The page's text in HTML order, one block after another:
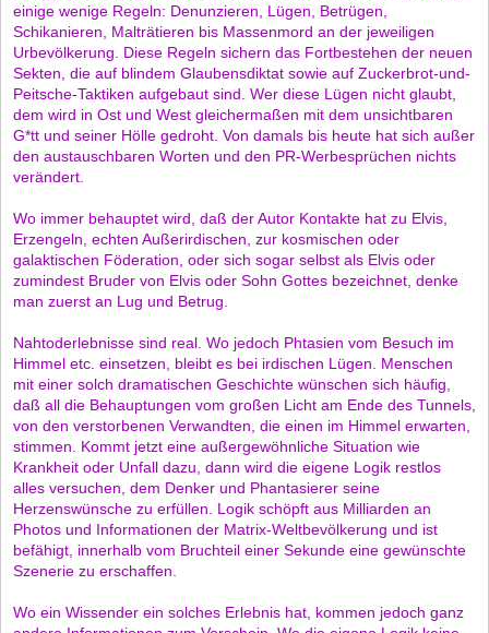
einige wenige Regeln: Denunzieren, Lügen, Betrügen,
Schikanieren, Malträtieren bis Massenmord an der jeweiligen
Urbevölkerung. Diese Regeln sichern das Fortbestehen der neuen
Sekten, die auf blindem Glaubensdiktat sowie auf Zuckerbrot-und-
Peitsche-Taktiken aufgebaut sind. Wer diese Lügen nicht glaubt,
dem wird in Ost und West gleichermaßen mit dem unsichtbaren
G*tt und seiner Hölle gedroht. Von damals bis heute hat sich außer
den austauschbaren Worten und den PR-Werbesprüchen nichts
verändert.
Wo immer behauptet wird, daß der Autor Kontakte hat zu Elvis,
Erzengeln, echten Außerirdischen, zur kosmischen oder
galaktischen Föderation, oder sich sogar selbst als Elvis oder
zumindest Bruder von Elvis oder Sohn Gottes bezeichnet, denke
man zuerst an Lug und Betrug.
Nahtoderlebnisse sind real. Wo jedoch Phtasien vom Besuch im
Himmel etc. einsetzen, bleibt es bei irdischen Lügen. Menschen
mit einer solch dramatischen Geschichte wünschen sich häufig,
daß all die Behauptungen vom großen Licht am Ende des Tunnels,
von den verstorbenen Verwandten, die einen im Himmel erwarten,
stimmen. Kommt jetzt eine außergewöhnliche Situation wie
Krankheit oder Unfall dazu, dann wird die eigene Logik restlos
alles versuchen, dem Denker und Phantasierer seine
Herzenswünsche zu erfüllen. Logik schöpft aus Milliarden an
Photos und Informationen der Matrix-Weltbevölkerung und ist
befähigt, innerhalb vom Bruchteil einer Sekunde eine gewünschte
Szenerie zu erschaffen.
Wo ein Wissender ein solches Erlebnis hat, kommen jedoch ganz